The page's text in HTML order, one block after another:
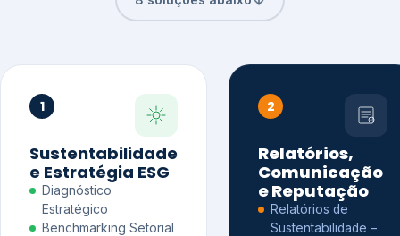
1
Sustentabilidade
e Estratégia ESG
Diagnóstico
Estratégico
Benchmarking Setorial
2
Relatórios,
Comunicação
e Reputação
Relatórios de
Sustentabilidade –